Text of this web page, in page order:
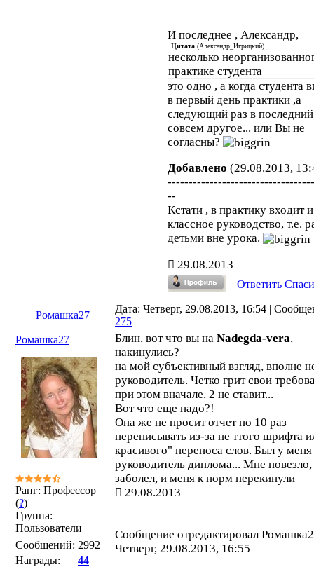
И последнее , Александр,
Цитата (Александр_Игрицкий)
несколько
практике студента
это одно , а когда студента
в первый день практики ,а
следующий раз в
совсем другое... или Вы не
согласны?
Добавлено (29.08.2013,
--
Кстати , в практику входит и
классное руководство, т.е.
детьми вне урока.
29.08.2013
Ответить
Ромашка27
Дата: Четверг, 29.08.2013, 16:54 |
275
Ромашка27
Ранг: Профессор
(?)
Группа:
Пользователи
Сообщений: 2992
Награды:
44
Блин, вот что вы на Nadegda-vera,
накинулись?
на мой субъективный взгляд, вполне
руководитель. Четко грит свои
при этом вначале, 2 не ставит...
Вот что еще надо?!
Она же не просит отчет по 10 раз
переписывать из-за не ттого шрифта
красивого" переноса слов. Был у меня
руководитель диплома... Мне повезло,
заболел, и меня к норм перекинули
29.08.2013
Сообщение отредактировал
Четверг, 29.08.2013, 16:55